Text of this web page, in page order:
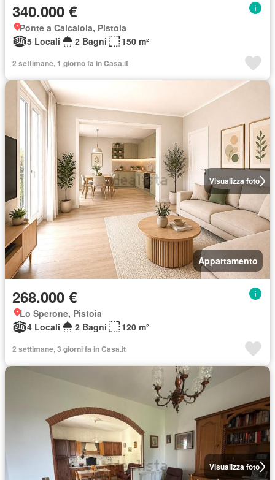
340.000 €
Ponte a Calcaiola, Pistoia
5 Locali
2 Bagni 150 m²
2 settimane, 1 giorno fa in Casa.it
Visualizza foto
Appartamento
268.000 €
Lo Sperone, Pistoia
4 Locali
2 Bagni 120 m²
2 settimane, 3 giorni fa in Casa.it
Visualizza foto